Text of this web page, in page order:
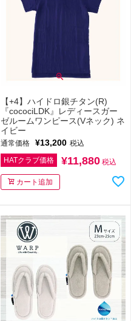
【+4】ハイドロ銀チタン(R)
『cocociLDK』レディースガー
ゼルームワンピース(Vネック) ネ
イビー
通常価格 ¥13,200 税込
HATクラブ価格
¥11,880 税込
カート追加